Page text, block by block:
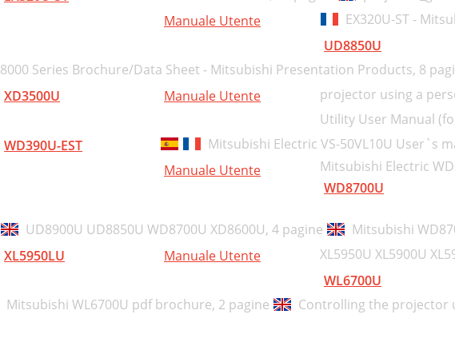
Manuale Utente
EX320U-ST -
UD8850U
8000 Series Brochure/Data Sheet - Mitsubishi Presentation Products, 8
projector using a
XD3500U Manuale Utente
Utility User Manual
Mitsubishi Electric VS-50VL10U User`s
WD390U-EST
Manuale Utente
Mitsubishi Electric
WD8700U
UD8900U UD8850U WD8700U XD8600U, 4 pagine Mitsubishi
XL5950LU
Manuale Utente XL5950U XL5900U
WL6700U
Mitsubishi WL6700U pdf brochure, 2 pagine Controlling the projector